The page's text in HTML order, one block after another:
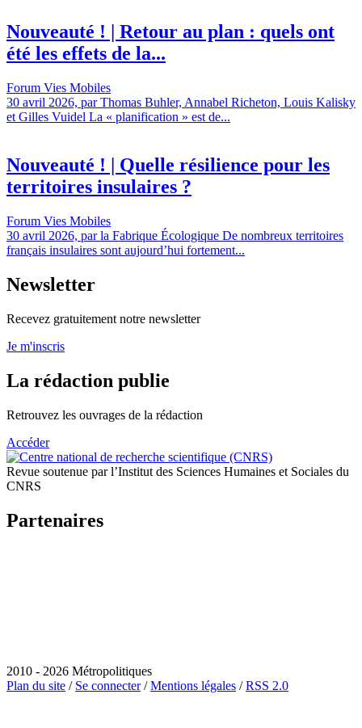
Nouveauté ! | Retour au plan : quels ont
été les effets de la...
Forum Vies Mobiles
30 avril 2026, par Thomas Buhler, Annabel Richeton, Louis Kalisky
et Gilles Vuidel La « planification » est de...
Nouveauté ! | Quelle résilience pour les
territoires insulaires ?
Forum Vies Mobiles
30 avril 2026, par la Fabrique Écologique De nombreux territoires
français insulaires sont aujourd’hui fortement...
Newsletter
Recevez gratuitement notre newsletter
Je m'inscris
La rédaction publie
Retrouvez les ouvrages de la rédaction
Accéder
Revue soutenue par l’Institut des Sciences Humaines et Sociales du
CNRS
Partenaires
2010 - 2026 Métropolitiques
Plan du site / Se connecter/Mentions légales /RSS 2.0